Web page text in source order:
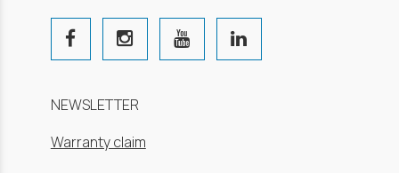
NEWSLETTER
Warranty claim